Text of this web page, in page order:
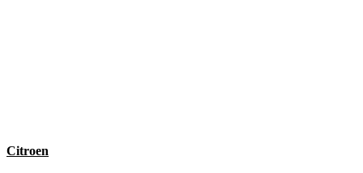
Citroen